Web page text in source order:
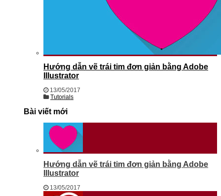
Hướng dẫn vẽ trái tim đơn giản bằng Adobe
Illustrator
13/05/2017
Tutorials
Bài viết mới
Hướng dẫn vẽ trái tim đơn giản bằng Adobe
Illustrator
13/05/2017